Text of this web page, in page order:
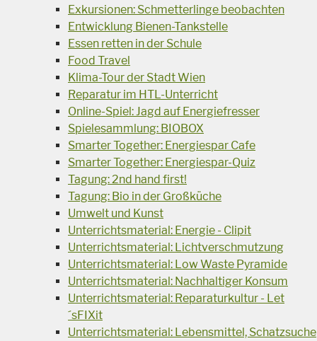
Exkursionen: Schmetterlinge beobachten
Entwicklung Bienen-Tankstelle
Essen retten in der Schule
Food Travel
Klima-Tour der Stadt Wien
Reparatur im HTL-Unterricht
Online-Spiel: Jagd auf Energiefresser
Spielesammlung: BIOBOX
Smarter Together: Energiespar Cafe
Smarter Together: Energiespar-Quiz
Tagung: 2nd hand first!
Tagung: Bio in der Großküche
Umwelt und Kunst
Unterrichtsmaterial: Energie - Clipit
Unterrichtsmaterial: Lichtverschmutzung
Unterrichtsmaterial: Low Waste Pyramide
Unterrichtsmaterial: Nachhaltiger Konsum
Unterrichtsmaterial: Reparaturkultur - Let
´sFIXit
Unterrichtsmaterial: Lebensmittel, Schatzsuche